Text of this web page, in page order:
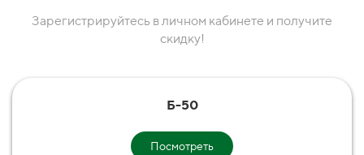
Зарегистрируйтесь в личном кабинете и получите
скидку!
Б-50
Посмотреть